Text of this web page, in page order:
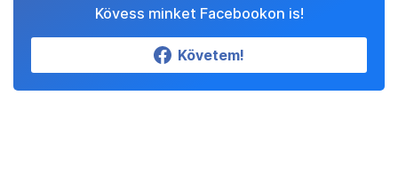
Kövess minket Facebookon is!
Követem!